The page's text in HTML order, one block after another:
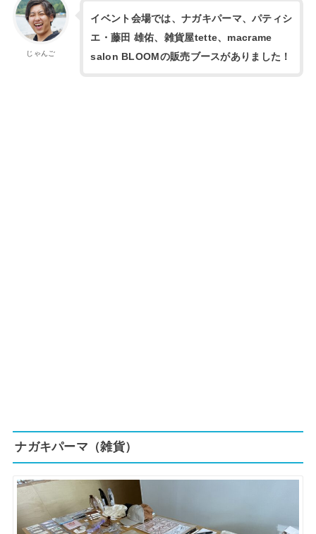
じゃんご
イベント会場では、ナガキパーマ、パティシ
エ・藤田 雄佑、雑貨屋tette、macrame
salon BLOOMの販売ブースがありました！
ナガキパーマ（雑貨）